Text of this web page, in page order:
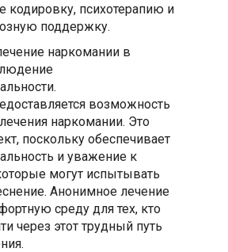
психотерапию и
поддержку.
наркомании в
возможность
наркомании. Это
поскольку обеспечивает
и уважение к
могут испытывать
Анонимное лечение
среду для тех, кто
через этот трудный путь